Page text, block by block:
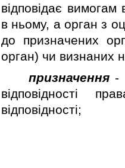
вiдповiдає вимогам
в ньому, а орган з
до призначених
орган) чи визнаних
призначення-
вiдповiдностi
вiдповiдностi;